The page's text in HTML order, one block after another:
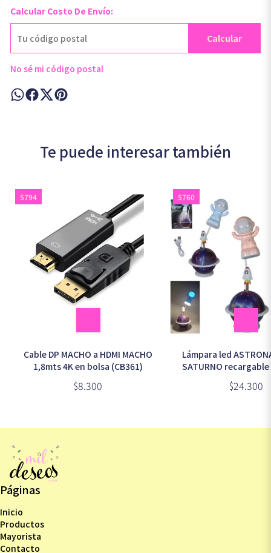
Calcular Costo De Envío:
Calcular
No sé mi código postal
Te puede interesar también
5794
Cable DP MACHO a HDMI MACHO
1,8mts 4K en bolsa (CB361)
$8.300
5760
Lámpara led
SATURNO recargable
$24.300
Páginas
Inicio
Productos
Mayorista
Contacto